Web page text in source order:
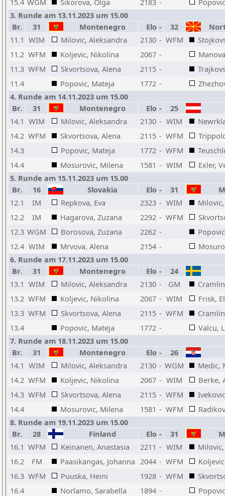
15.4 WGM Sikorova, Olga 2183 -
3. Runde am 13.11.2023 um 15.00
Br.
31 Montenegro Elo - 32
11.1 WIM Milovic, Aleksandra 2130 - WFM
11.2 WFM Koljevic, Nikolina 2067 -
11.3 WFM Skvortsova, Alena 2115 -
11.4
Popovic, Mateja 1772 -
4. Runde am 14.11.2023 um 15.00
Br.
31 Montenegro Elo - 25
14.1 WIM Milovic, Aleksandra 2130 - WIM
14.2 WFM Skvortsova, Alena 2115 - WFM
14.3
Popovic, Mateja 1772 - WFM
14.4
Mosurovic, Milena 1581 - WIM
Exler,
5. Runde am 15.11.2023 um 15.00
Br.
16 Slovakia Elo - 31
12.1
IM Repkova, Eva 2323 - WIM
12.2
IM Hagarova, Zuzana 2292 - WFM
12.3 WGM Borosova, Zuzana 2262 -
12.4 WIM Mrvova, Alena 2154 -
6. Runde am 17.11.2023 um 15.00
Br.
31 Montenegro Elo - 24
13.1 WIM Milovic, Aleksandra 2130 - GM
13.2 WFM Koljevic, Nikolina 2067 - WIM
Frisk,
13.3 WFM Skvortsova, Alena 2115 - WFM
13.4
Popovic, Mateja 1772 -
Valcu,
7. Runde am 18.11.2023 um 15.00
Br.
31 Montenegro Elo - 26
14.1 WIM Milovic, Aleksandra 2130 - WGM
Medic,
14.2 WFM Koljevic, Nikolina 2067 - WIM
Berke,
14.3 WFM Skvortsova, Alena 2115 - WFM
14.4
Mosurovic, Milena 1581 - WFM
8. Runde am 19.11.2023 um 15.00
Br.
28 Finland Elo - 31
16.1 WFM Keinanen, Anastasia 2211 - WIM
16.2
FM Paasikangas, Johanna 2044 - WFM
16.3 WFM Puuska, Heini 1928 - WFM
16.4
Norlamo, Sarabella 1894 -